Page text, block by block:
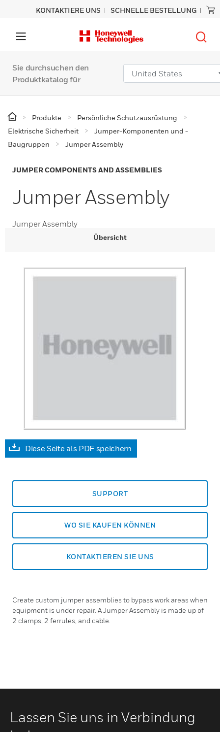
KONTAKTIERE UNS SCHNELLE BESTELLUNG
Sie durchsuchen den
Produktkatalog für
Produkte
Persönliche Schutzausrüstung
Elektrische Sicherheit
Jumper-Komponenten und -
Baugruppen
Jumper Assembly
JUMPER COMPONENTS AND ASSEMBLIES
Jumper Assembly
Jumper Assembly
Übersicht
Diese Seite als PDF speichern
SUPPORT
WO SIE KAUFEN KÖNNEN
KONTAKTIEREN SIE UNS
Create custom jumper assemblies to bypass work areas when
equipment is under repair. A Jumper Assembly is made up of
2 clamps, 2 ferrules, and cable.
Lassen Sie uns in Verbindung